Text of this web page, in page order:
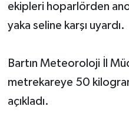
ekipleri hoparlörden
yaka seline karşı uyardı.
Bartın Meteoroloji İl
metrekareye 50
açıkladı.